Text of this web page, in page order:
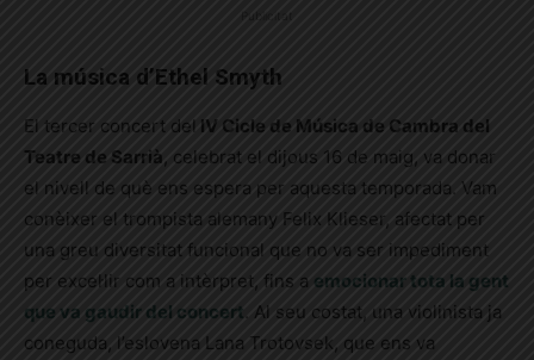
Publicitat
La música d’Ethel Smyth
El tercer concert del IV Cicle de Música de Cambra del
Teatre de Sarrià , celebrat el dijous 16 de maig, va donar
el nivell de què ens espera per aquesta temporada. Vam
conèixer el trompista alemany Felix Klieser, afectat per
una greu diversitat funcional que no va ser impediment
per excel·lir com a intèrpret, fins a emocionar tota la gent
que va gaudir del concert . Al seu costat, una violinista ja
coneguda, l’eslovena Lana Trotovsek, que ens va